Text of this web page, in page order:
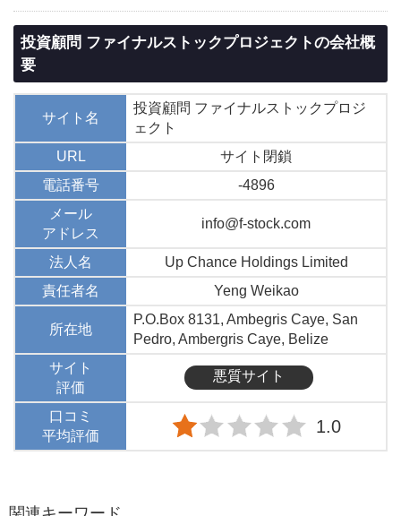
投資顧問 ファイナルストックプロジェクトの会社概
要
サイト名
投資顧問 ファイナルストックプロジ
ェクト
URL
サイト閉鎖
電話番号
-4896
メール
アドレス
info@f-stock.com
法人名
Up Chance Holdings Limited
責任者名
Yeng Weikao
所在地
P.O.Box 8131, Ambegris Caye, San
Pedro, Ambergris Caye, Belize
サイト
評価
悪質サイト
口コミ
平均評価
1.0